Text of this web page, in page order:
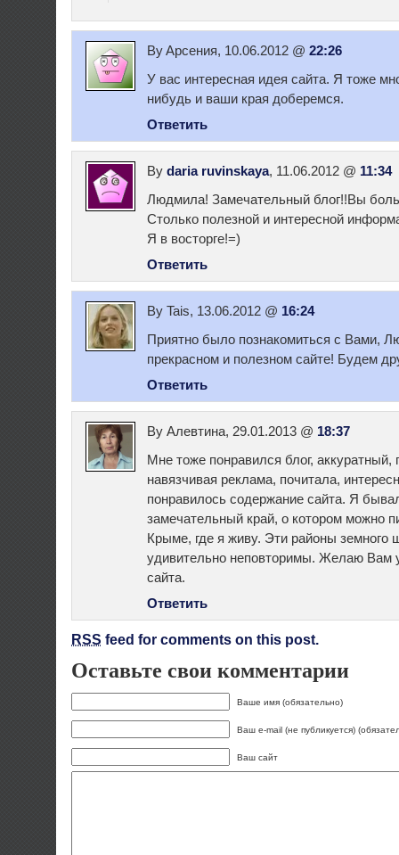
By Aрсения, 10.06.2012 @ 22:26
У вас интересная идея сайта. Я тоже
нибудь и ваши края доберемся.
Ответить
By daria ruvinskaya, 11.06.2012 @ 11:34
Людмила! Замечательный блог!!Вы
Столько полезной и интересной
Я в восторге!=)
Ответить
By Tais, 13.06.2012 @ 16:24
Приятно было познакомиться с Вами,
прекрасном и полезном сайте! Будем
Ответить
By Алевтина, 29.01.2013 @ 18:37
Мне тоже понравился блог, аккуратный,
навязчивая реклама, почитала,
понравилось содержание сайта. Я
замечательный край, о котором можно
Крыме, где я живу. Эти районы земного
удивительно неповторимы. Желаю Вам
сайта.
Ответить
RSS feed for comments on this post.
Оставьте свои комментарии
Ваше имя (обязательно)
Ваш e-mail (не публикуется)
Ваш сайт